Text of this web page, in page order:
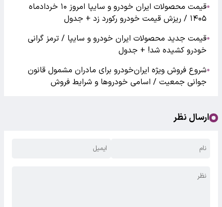
●
قیمت محصولات ایران خودرو و سایپا امروز ۱۰ خردادماه
۱۴۰۵ / ریزش قیمت خودرو رکورد زد + جدول
●قیمت جدید محصولات ایران خودرو و سایپا / ترمز گرانی
خودرو کشیده شد! + جدول
●شروع فروش ویژه ایران‌خودرو برای مادران مشمول قانون
جوانی جمعیت / اسامی خودروها و شرایط فروش
ارسال نظر